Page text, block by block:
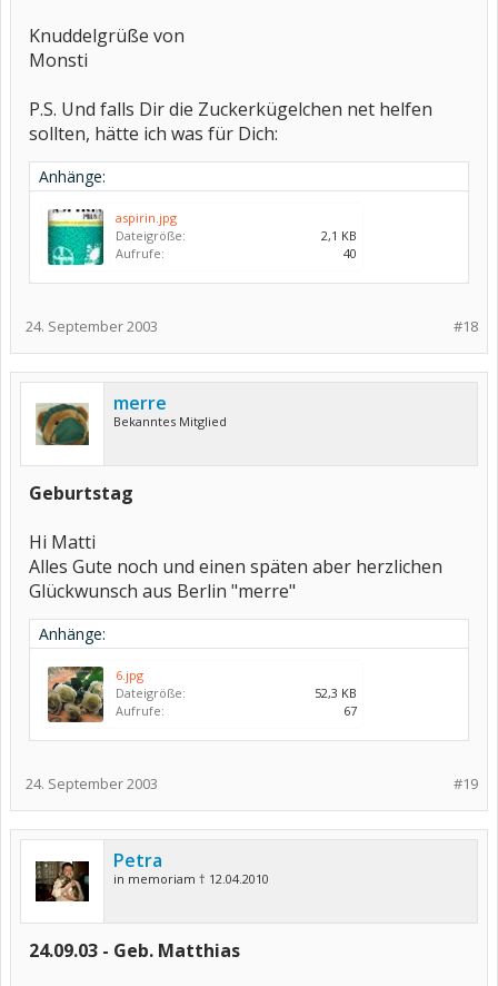
Knuddelgrüße von
Monsti
P.S. Und falls Dir die Zuckerkügelchen net helfen
sollten, hätte ich was für Dich:
Anhänge:
aspirin.jpg
Dateigröße:
2,1 KB
Aufrufe:
40
#18
24. September 2003
merre
Bekanntes Mitglied
Geburtstag
Hi Matti
Alles Gute noch und einen späten aber herzlichen
Glückwunsch aus Berlin "merre"
Anhänge:
6.jpg
Dateigröße:
52,3 KB
Aufrufe:
67
#19
24. September 2003
Petra
in memoriam † 12.04.2010
24.09.03 - Geb. Matthias